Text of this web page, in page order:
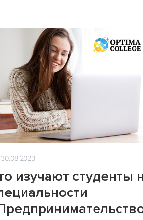
30.08.2023
изучают студенты